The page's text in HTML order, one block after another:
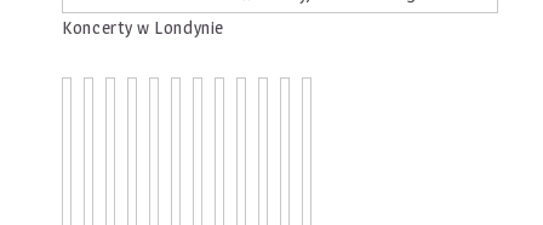
Koncerty w Londynie